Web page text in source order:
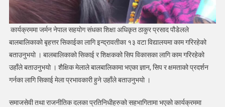
कार्यक्रममा जर्मन नेपाल सहयोग संधका शिक्षा अधिकृत ठाकुर प्रसाद पौडेलले
बालबालिकाको बृहत्तर सिकाईका लागि इन्द्रावतीका १३ वटा विद्यालयमा काम गरिरहेको
बताउनुभयो । बालबालिकाको सिकाई र शिक्षकको सिप विकासका लागि काम गरिरहेको
उहाँले बताउनुभयो । शैक्षिक मेलाले बालबालिकामा भएका ज्ञान, सिप र क्षमताको प्रदर्शन
गर्नका लागि सिकाई मेला प्रभावकारी हुने उहाँले बताउनुभयो ।
समाजसेवी तथा राजनीतिक दलका प्रतिनिधीहरुको सहभागितामा भएको कार्यक्रममा